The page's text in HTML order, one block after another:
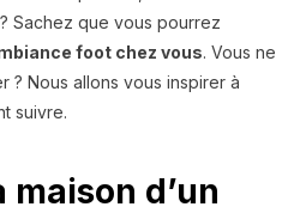
Sachez que vous pourrez
foot chez vous. Vous ne
? Nous allons vous inspirer à
suivre.
d’un